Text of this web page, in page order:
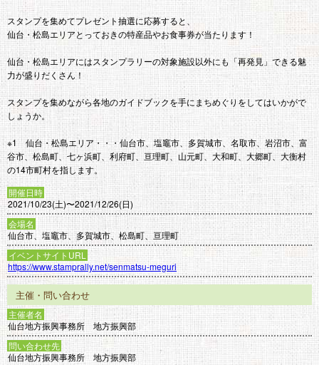
スタンプを集めてプレゼント抽選に応募すると、
仙台・松島エリアとっておきの特産品やお食事券が当たります！
仙台・松島エリアにはスタンプラリーの対象施設以外にも「再発見」できる魅
力が盛りだくさん！
スタンプを集めながら各地のガイドブックを手にまちめぐりをしてはいかがで
しょうか。
※1 仙台・松島エリア・・・仙台市、塩竈市、多賀城市、名取市、岩沼市、富
谷市、松島町、七ヶ浜町、利府町、亘理町、山元町、大和町、大郷町、大衡村
の14市町村を指します。
開催日時
2021/10/23(土)〜2021/12/26(日)
会場名
仙台市、塩竈市、多賀城市、松島町、亘理町
イベントサイトURL
https://www.stamprally.net/senmatsu-meguri
主催・問い合わせ
主催者名
仙台地方振興事務所 地方振興部
問い合わせ先
仙台地方振興事務所 地方振興部